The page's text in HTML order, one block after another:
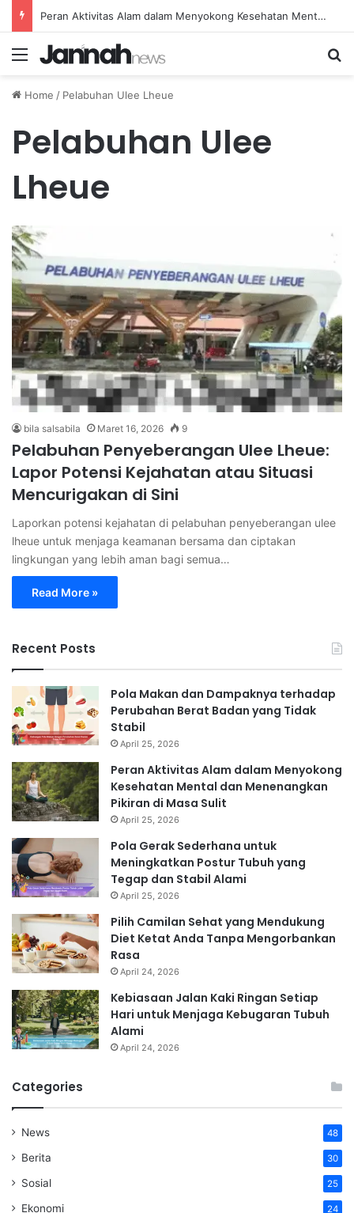
Peran Aktivitas Alam dalam Menyokong Kesehatan Mental dan Menenangkan Pikiran di Masa Sulit
Menu
Home / Pelabuhan Ulee Lheue
Pelabuhan Ulee
Lheue
bila salsabila Maret 16, 2026 9
Pelabuhan Penyeberangan Ulee Lheue:
Lapor Potensi Kejahatan atau Situasi
Mencurigakan di Sini
Laporkan potensi kejahatan di pelabuhan penyeberangan ulee
lheue untuk menjaga keamanan bersama dan ciptakan
lingkungan yang lebih aman bagi semua…
Read More »
Recent Posts
Pola Makan dan Dampaknya terhadap
Perubahan Berat Badan yang Tidak
Stabil
April 25, 2026
Peran Aktivitas Alam dalam Menyokong
Kesehatan Mental dan Menenangkan
Pikiran di Masa Sulit
April 25, 2026
Pola Gerak Sederhana untuk
Meningkatkan Postur Tubuh yang
Tegap dan Stabil Alami
April 25, 2026
Pilih Camilan Sehat yang Mendukung
Diet Ketat Anda Tanpa Mengorbankan
Rasa
April 24, 2026
Kebiasaan Jalan Kaki Ringan Setiap
Hari untuk Menjaga Kebugaran Tubuh
Alami
April 24, 2026
Categories
News 48
Berita 30
Sosial 25
Ekonomi 24